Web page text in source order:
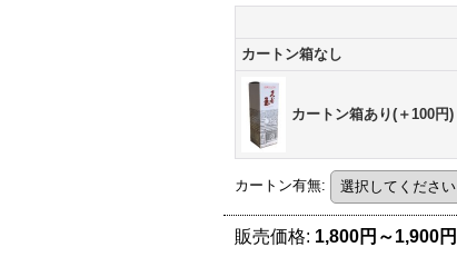
カートン箱なし
カートン箱あり(＋100円
カートン有無:
販売価格: 1,800円～1,900円